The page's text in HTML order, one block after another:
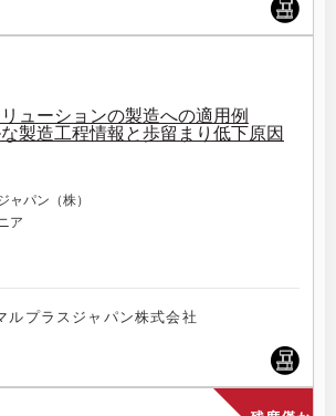
ューションの製造への適用例
製造工程情報と歩留まり低下原因
ャパン（株）
ア
ルプラスジャパン株式会社